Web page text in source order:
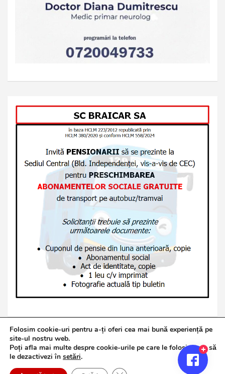
Copyright © 2026Jurnalul de Brăila
Politică de confidențialitate
Theme Horse
Folosim cookie-uri pentru a-ți oferi cea mai bună experiență pe
site-ul nostru web.
Poți afla mai multe despre cookie-urile pe care le folosim sau să
le dezactivezi în setări.